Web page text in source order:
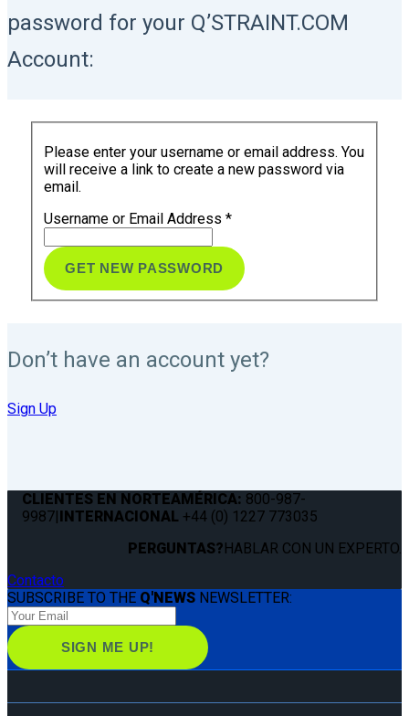
password for your Q’STRAINT.COM
Account:
Please enter your username or email address. You
will receive a link to create a new password via
email.
Username or Email Address *
Don’t have an account yet?
Sign Up
CLIENTES EN NORTEAMÉRICA: 800-987-
9987|INTERNACIONAL +44 (0) 1227 773035
PERGUNTAS?HABLAR CON UN EXPERTO.
Contacto
SUBSCRIBE TO THE Q'NEWS NEWSLETTER: